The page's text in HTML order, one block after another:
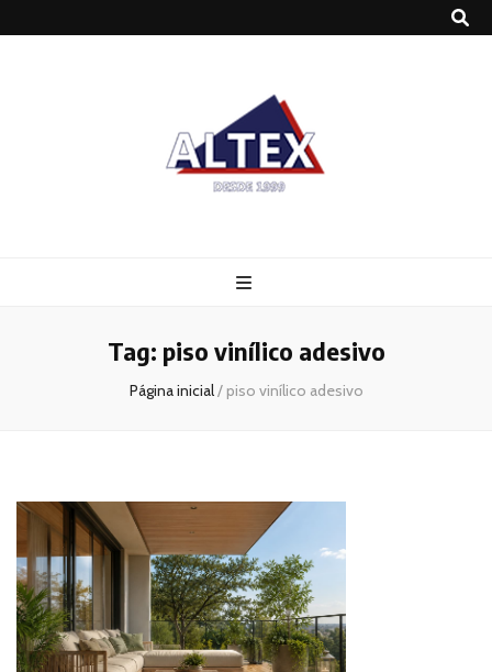
Tag: piso vinílico adesivo
Página inicial/ piso vinílico adesivo